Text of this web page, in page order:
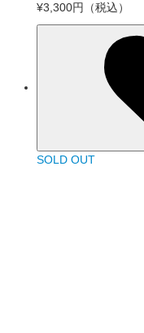
¥3,300円
（税込）
SOLD OUT